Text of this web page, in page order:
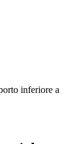
inferiore a